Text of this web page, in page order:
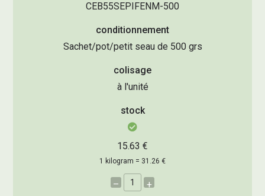
CEB55SEPIFENM-500
conditionnement
Sachet/pot/petit seau de 500 grs
colisage
à l'unité
stock
15.63 €
1 kilogram = 31.26 €
– +